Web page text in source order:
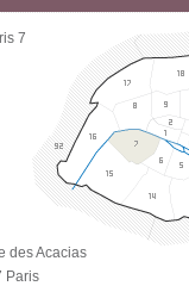
7
des Acacias
Paris